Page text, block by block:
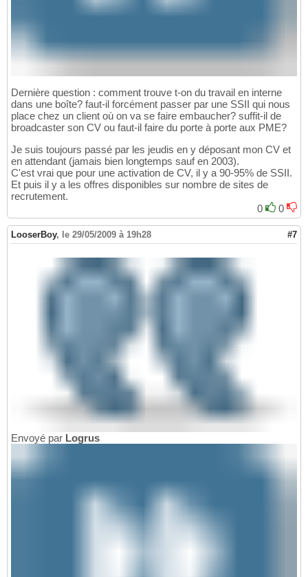
Dernière question : comment trouve t-on du travail en interne
dans une boîte? faut-il forcément passer par une SSII qui nous
place chez un client où on va se faire embaucher? suffit-il de
broadcaster son CV ou faut-il faire du porte à porte aux PME?
Je suis toujours passé par les jeudis en y déposant mon CV et
en attendant (jamais bien longtemps sauf en 2003).
C'est vrai que pour une activation de CV, il y a 90-95% de SSII.
Et puis il y a les offres disponibles sur nombre de sites de
recrutement.
0
0
LooserBoy, le 29/05/2009 à 19h28 #7
Envoyé par Logrus